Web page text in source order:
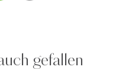
gefallen